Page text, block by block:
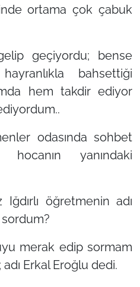
ortama çok çabuk
geçiyordu; bense
bahsettiği
hem takdir ediyor
odasında sohbet
yanındaki
öğretmenin adı
merak edip sormam
Erkal Eroğlu dedi.